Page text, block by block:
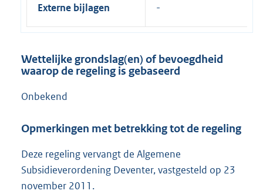
Externe bijlagen
Wettelijke grondslag(en) of bevoegdheid
waarop de regeling is gebaseerd
Onbekend
Opmerkingen met betrekking tot de regeling
Deze regeling vervangt de Algemene
Subsidieverordening Deventer, vastgesteld op 23
november 2011.